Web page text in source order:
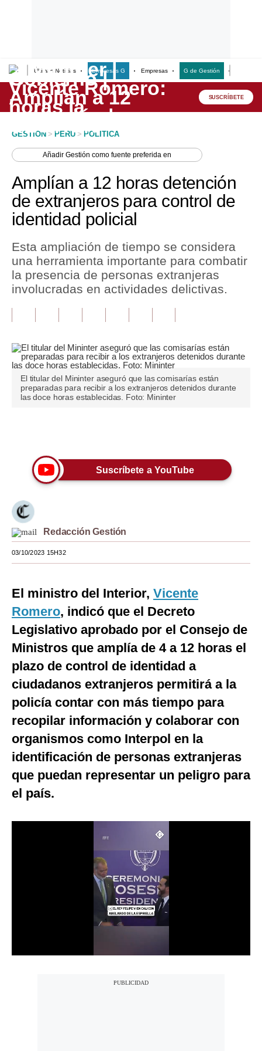
Últimas Noticias Empresas G Empresas G de Gestión
Lo último
Peru Quiosco
Economía
Mercados
Política
Tu Dinero
Finanzas Personales
Plus G
Opinión
Editorial
Tendencias
Viajes
Moda
Estilos
Mundo
EEUU
México
Internacional
Tecnología
Club del Suscriptor
Mix
G de Gestión
Notas Contratadas
Podcast
SUSCRÍBETE
GESTION > PERU > POLITICA
AñadirGestión como fuente preferida en
Amplían a 12 horas detención
de extranjeros para control de
identidad policial
Esta ampliación de tiempo se considera
una herramienta importante para combatir
la presencia de personas extranjeras
involucradas en actividades delictivas.
El titular del Mininter aseguró que las comisarías están
preparadas para recibir a los extranjeros detenidos durante
las doce horas establecidas. Foto: Mininter
Suscríbete a YouTube
Redacción Gestión
03/10/2023 15H32
El ministro del Interior, Vicente
Romero, indicó que el Decreto
Legislativo aprobado por el Consejo de
Ministros que amplía de 4 a 12 horas el
plazo de control de identidad a
ciudadanos extranjeros permitirá a la
policía contar con más tiempo para
recopilar información y colaborar con
organismos como Interpol en la
identificación de personas extranjeras
que puedan representar un peligro para
el país.